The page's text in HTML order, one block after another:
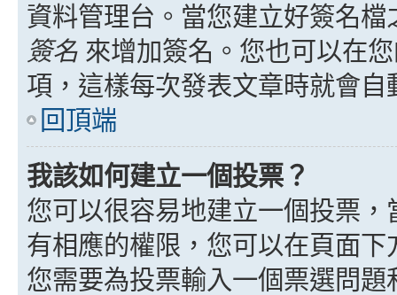
資料管理台。當您建立好簽名
簽名 來增加簽名。您也可以在
項，這樣每次發表文章時就會自
回頂端
我該如何建立一個投票？
您可以很容易地建立一個投票
有相應的權限，您可以在頁面
您需要為投票輸入一個票選問